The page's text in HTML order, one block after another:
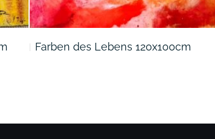
Farben des Lebens 120x100cm